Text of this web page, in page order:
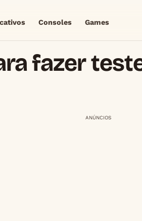
Consoles Games
fazer
ANÚNCIOS